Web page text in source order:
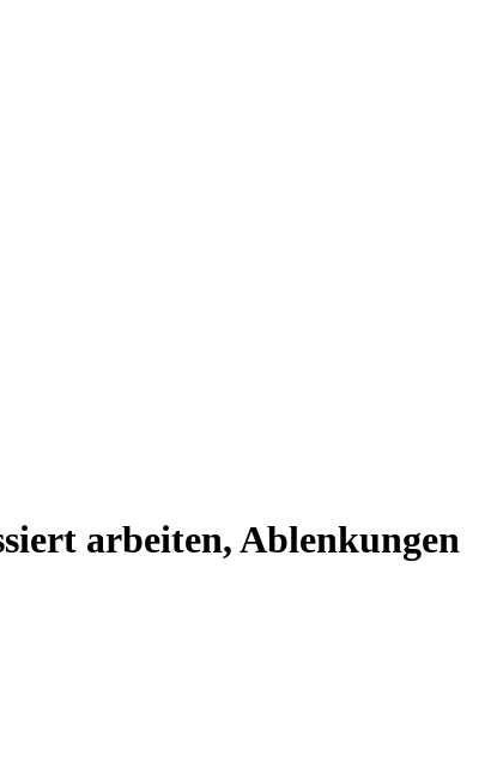
arbeiten, Ablenkungen